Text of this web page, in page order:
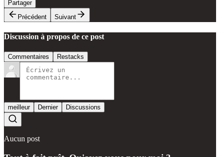
Partager
Précédent
Suivant
Discussion à propos de ce post
Commentaires Restacks
meilleur Dernier Discussions
Aucun post